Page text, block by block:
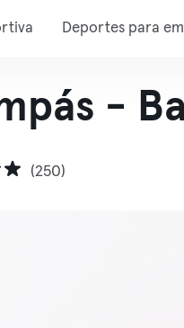
Deportes para
-
(250)